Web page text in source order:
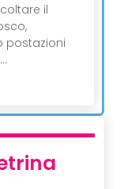
il
postazioni